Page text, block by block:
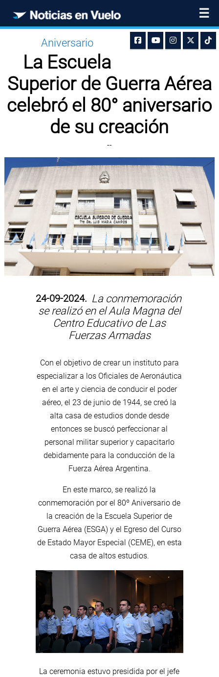
☰
Aniversario
La Escuela
Superior de Guerra Aérea
celebró el 80° aniversario
de su creación
--
24-09-2024. La conmemoración
se realizó en el Aula Magna del
Centro Educativo de Las
Fuerzas Armadas
Con el objetivo de crear un instituto para
especializar a los Oficiales de Aeronáutica
en el arte y ciencia de conducir el poder
aéreo, el 23 de junio de 1944, se creó la
alta casa de estudios donde desde
entonces se buscó perfeccionar al
personal militar superior y capacitarlo
debidamente para la conducción de la
Fuerza Aérea Argentina.
En este marco, se realizó la
conmemoración por el 80º Aniversario de
la creación de la Escuela Superior de
Guerra Aérea (ESGA) y el Egreso del Curso
de Estado Mayor Especial (CEME), en esta
casa de altos estudios.
La ceremonia estuvo presidida por el jefe